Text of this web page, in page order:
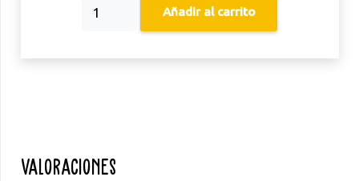
Añadir al carrito
Valoraciones